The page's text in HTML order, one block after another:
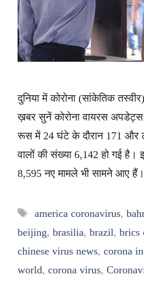
दुनिया में कोरोना (सांकेतिक
ख़बर सुनें कोरोना वायरस
रूस में 24 घंटे के दौरान 171 और
वालों की संख्या 6,142 हो गई
8,595 नए मामले भी सामने आए
Tags
america coronavirus,
beijing, brasilia, brazil, brics
chinese virus news, corona
world, corona virus,